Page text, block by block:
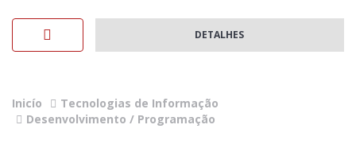
DETALHES
Inicío
Tecnologias de Informação
Desenvolvimento / Programação